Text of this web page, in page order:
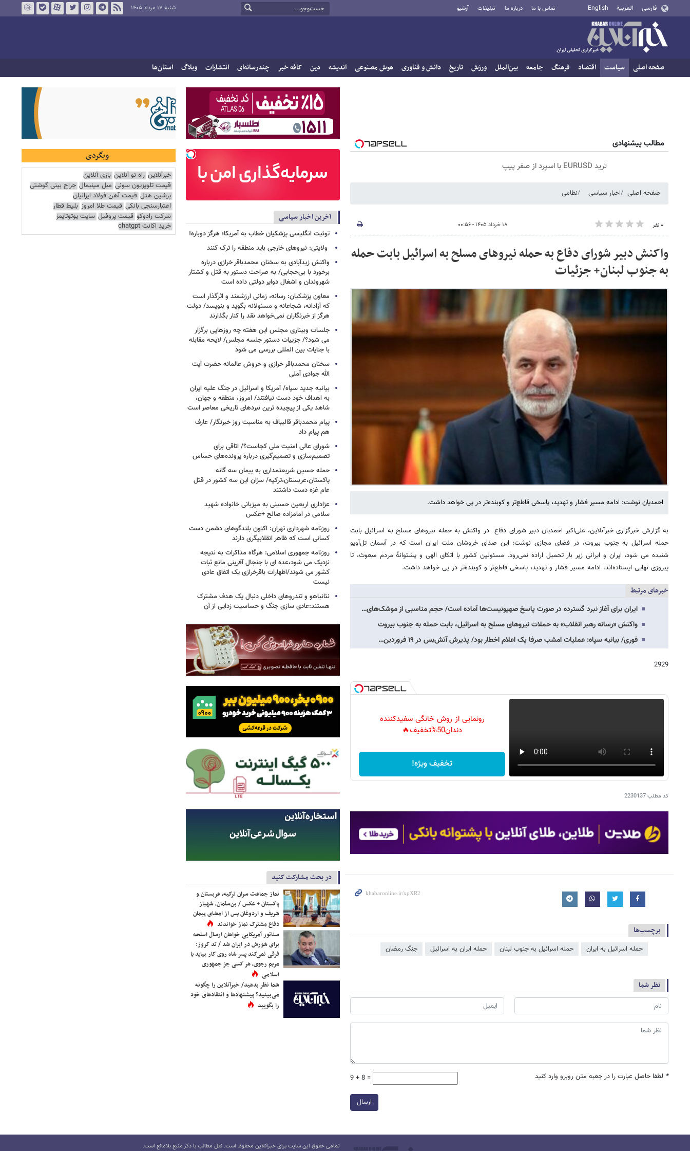
فارسی العربية English تماس با ما درباره ما تبلیغات آرشیو شنبه ۱۷ مرداد ۱۴۰۵
صفحه اصلی سیاست اقتصاد فرهنگ جامعه بین‌الملل ورزش تاریخ دانش و فناوری هوش مصنوعی اندیشه دین کافه خبر چندرسانه‌ای انتشارات وبلاگ استان‌ها
مطالب پیشنهادی
ترید EURUSD با اسپرد از صفر پیپ
صفحه اصلی اخبار سیاسی نظامی
۰ نفر ۱۸ خرداد ۱۴۰۵ - ۰۰:۵۶
واکنش دبیر شورای دفاع به حمله نیروهای مسلح به اسرائیل بابت حمله
به جنوب لبنان+ جزئیات
احمدیان نوشت: ادامه مسیر فشار و تهدید، پاسخی قاطع‌تر و کوبنده‌تر در پی خواهد داشت.
به گزارش خبرگزاری خبرآنلاین، علی‌اکبر احمدیان دبیر شورای دفاع در واکنش به حمله نیروهای مسلح به اسرائیل بابت
حمله اسرائیل به جنوب بیروت، در فضای مجازی نوشت: این صدای خروشان ملت ایران است که در آسمان تل‌آویو
شنیده می شود، ایران و ایرانی زیر بار تحمیل اراده نمی‌رود. مسئولین کشور با اتکای الهی و پشتوانۀ مردم مبعوث، تا
پیروزی نهایی ایستاده‌اند. ادامه مسیر فشار و تهدید، پاسخی قاطع‌تر و کوبنده‌تر در پی خواهد داشت.
خبرهای مرتبط
ایران برای آغاز نبرد گسترده در صورت پاسخ صهیونیست‌ها آماده است/ حجم مناسبی از موشک‌های…
واکنش «رسانه رهبر انقلاب» به حملات نیروهای مسلح به اسرائیل، بابت حمله به جنوب بیروت
فوری/ بیانیه سپاه: عملیات امشب صرفا یک اعلام اخطار بود/ پذیرش آتش‌بس در ۱۹ فروردین…
2929
رونمایی از روش خانگی سفیدکننده
دندان50%تخفیف🔥
تخفیف ویژه!
کد مطلب2230137
برچسب‌ها
حمله اسرائیل به ایران حمله اسرائیل به جنوب لبنان حمله ایران به اسرائیل جنگ رمضان
نظر شما
* لطفا حاصل عبارت را در جعبه متن روبرو وارد کنید 9 + 8 =
ارسال
آخرین اخبار سیاسی
توئیت انگلیسی پزشکیان خطاب به آمریکا؛ هرگز دوباره!
ولایتی: نیروهای خارجی باید منطقه را ترک کنند
واکنش زیدآبادی به سخنان محمدباقر خرازی درباره
برخورد با بی‌حجابی/ به صراحت دستور به قتل و کشتار
شهروندان و اشغال دوایر دولتی داده است
معاون پزشکیان: رسانه، زمانی ارزشمند و اثرگذار است
که آزادانه، شجاعانه و مسئولانه بگوید و بنویسد/ دولت
هرگز از خبرنگاران نمی‌خواهد نقد را کنار بگذارند
جلسات وبیناری مجلس این هفته چه روزهایی برگزار
می شود؟/ جزییات دستور جلسه مجلس/ لایحه مقابله
با جنایات بین المللی بررسی می شود
سخنان محمدباقر خرازی و خروش عالمانه حضرت آیت
الله جوادی آملی
بیانیه جدید سپاه/ آمریکا و اسرائیل در جنگ علیه ایران
به اهداف خود دست نیافتند/ امروز، منطقه و جهان،
شاهد یکی از پیچیده ترین نبردهای تاریخی معاصر است
پیام محمدباقر قالیباف به مناسبت روز خبرنگار/ عارف
هم پیام داد
شورای عالی امنیت ملی کجاست؟/ اتاقی برای
تصمیم‌سازی و تصمیم‌گیری درباره پرونده‌های حساس
حمله حسین شریعتمداری به پیمان سه گانه
پاکستان،عربستان،ترکیه/ سزان این سه کشور در قتل
عام غزه دست داشتند
عزاداری اربعین حسینی به میزبانی خانواده شهید
سلامی در امامزاده صالح +عکس
روزنامه شهرداری تهران: اکنون بلندگوهای دشمن دست
کسانی است که ظاهر انقلابیگری دارند
روزنامه جمهوری اسلامی: هرگاه مذاکرات به نتیجه
نزدیک می شود،عده ای با جنجال آفرینی مانع ثبات
کشور می شوند/اظهارات باقرخرازی یک اتفاق عادی
نیست
نتانیاهو و تندروهای داخلی دنبال یک هدف مشترک
هستند:عادی سازی جنگ و حساسیت زدایی از آن
در بحث مشارکت کنید
نماز جماعت سران ترکیه، عربستان و
پاکستان + عکس / بن‌سلمان، شهباز
شریف و اردوغان پس از امضای پیمان
دفاع مشترک نماز خواندند
سناتور آمریکایی خواهان ارسال اسلحه
برای شورش در ایران شد / تد کروز:
فرقی نمی‌کند پسر شاه روی کار بیاید یا
مریم رجوی، هر کسی جز جمهوری
اسلامی
شما نظر بدهید/ خبرآنلاین را چگونه
می‌بینید؟ پیشنهادها و انتقادهای خود
را بگویید
وبگردی
خبرآنلاین راه نو آنلاین بازی آنلاین
قیمت تلویزیون سونی مبل مینیمال جراح بینی گوشتی
پرشین هتل قیمت آهن فولاد ایرانیان
اعتبارسنجی بانکی قیمت طلا امروز بلیط قطار
شرکت رادوکو قیمت پروفیل سایت یوتوتایمز
خرید اکانت chatgpt
تمامی حقوق این سایت برای خبرآنلاین محفوظ است. نقل مطالب با ذکر منبع بلامانع است.